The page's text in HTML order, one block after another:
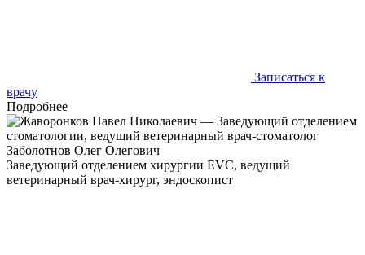
Записаться к
врачу
Подробнее
Заболотнов Олег Олегович
Заведующий отделением хирургии EVC, ведущий
ветеринарный врач-хирург, эндоскопист